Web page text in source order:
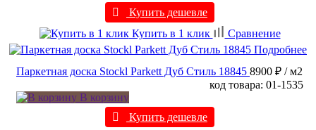
Купить дешевле
Купить в 1 клик
Сравнение
Подробнее
Паркетная доска Stockl Parkett Дуб Стиль 18845 8900 ₽ / м2
код товара: 01-1535
В корзину
Купить дешевле